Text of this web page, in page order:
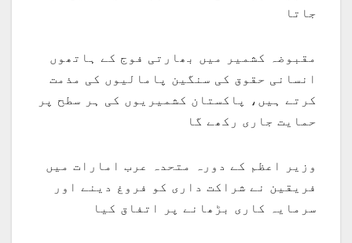
جاتا
مقبوضہ کشمیر میں بھارتی فوج کے ہاتھوں
انسانی حقوق کی سنگین پامالیوں کی مذمت
کرتے ہیں، پاکستان کشمیریوں کی ہر سطح پر
حمایت جاری رکھے گا
وزیر اعظم کے دورہ متحدہ عرب امارات میں
فریقین نے شراکت داری کو فروغ دینے اور
سرمایہ کاری بڑھانے پر اتفاق کیا